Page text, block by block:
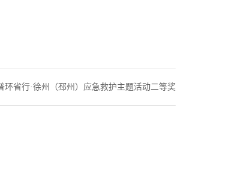
省行·徐州（邳州）应急救护主题活动二等奖